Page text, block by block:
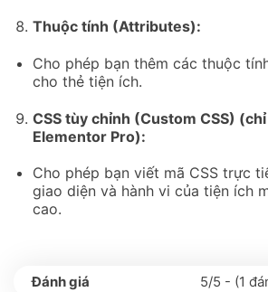
Thuộc tính (Attributes):
Cho phép bạn thêm các thuộc
cho thẻ tiện ích.
CSS tùy chỉnh (Custom CSS)
Elementor Pro):
Cho phép bạn viết mã CSS trực
giao diện và hành vi của tiện ích
cao.
5/5 - (1